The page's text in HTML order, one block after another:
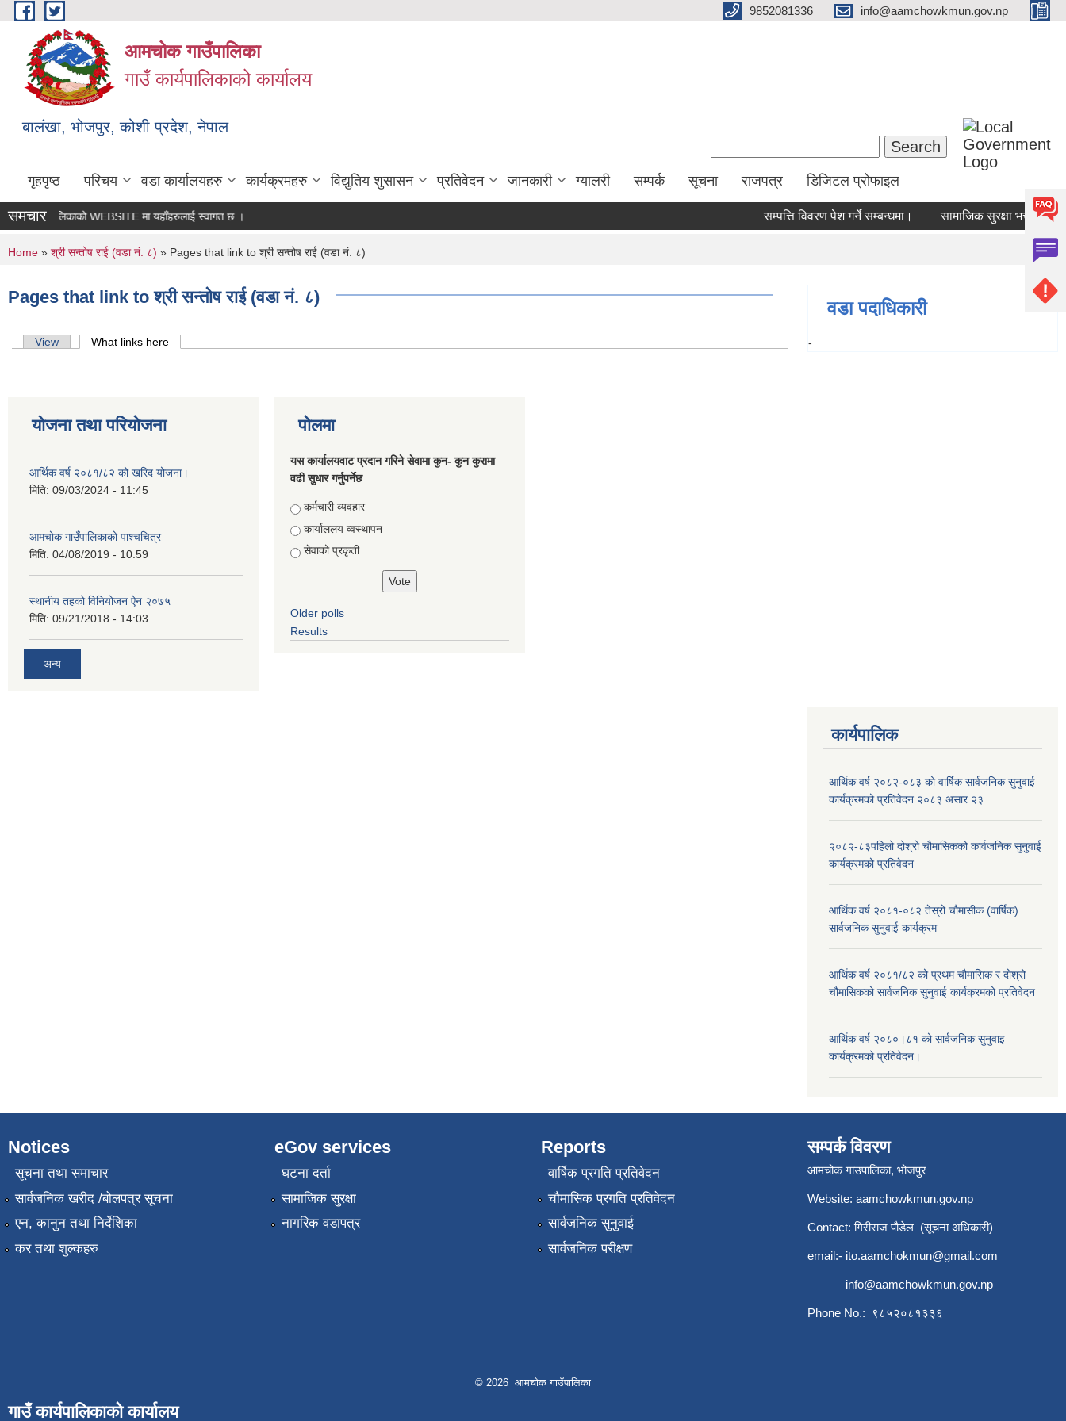
Skip to main content 9852081336 info@aamchowkmun.gov.np
आमचोक गाउँपालिका
गाउँ कार्यपालिकाको कार्यालय
बालंखा, भोजपुर, कोशी प्रदेश, नेपाल
गृहपृष्ठ परिचय वडा कार्यालयहरु कार्यक्रमहरु विद्युतिय शुसासन प्रतिवेदन जानकारी ग्यालरी सम्पर्क सूचना राजपत्र डिजिटल प्रोफाइल
गउँपालिकाको WEBSITE मा यहाँहरुलाई स्वागत छ ।
समचार सम्पत्ति विवरण पेश गर्ने सम्बन्धमा। सामाजिक सुरक्षा भत्ता
You are here
Home » श्री सन्तोष राई (वडा नं. ८) » Pages that link to श्री सन्तोष राई (वडा नं. ८)
Pages that link to श्री सन्तोष राई (वडा नं. ८)
Primary tabs
View What links here
वडा पदाधिकारी
-
योजना तथा परियोजना
आर्थिक वर्ष २०८१/८२ को खरिद योजना।
मिति: 09/03/2024 - 11:45
आमचोक गाउँपालिकाको पाश्चचित्र
मिति: 04/08/2019 - 10:59
स्थानीय तहको विनियोजन ऐन २०७५
मिति: 09/21/2018 - 14:03
अन्य
पोलमा
यस कार्यालयवाट प्रदान गरिने सेवामा कुन- कुन कुरामा
वढी सुधार गर्नुपर्नेछ
Choices
कर्मचारी व्यवहार
कार्याललय व्वस्थापन
सेवाको प्रकृती
Older polls
Results
कार्यपालिक
आर्थिक वर्ष २०८२-०८३ को वार्षिक सार्वजनिक सुनुवाई
कार्यक्रमको प्रतिवेदन २०८३ असार २३
२०८२-८३पहिलो दोश्रो चौमासिकको कार्वजनिक सुनुवाई
कार्यक्रमको प्रतिवेदन
आर्थिक वर्ष २०८१-०८२ तेस्रो चौमासीक (वार्षिक)
सार्वजनिक सुनुवाई कार्यक्रम
आर्थिक वर्ष २०८१/८२ को प्रथम चौमासिक र दोश्रो
चौमासिकको सार्वजनिक सुनुवाई कार्यक्रमको प्रतिवेदन
आर्थिक वर्ष २०८०।८१ को सार्वजनिक सुनुवाइ
कार्यक्रमको प्रतिवेदन।
Notices
सूचना तथा समाचार
सार्वजनिक खरीद /बोलपत्र सूचना
एन, कानुन तथा निर्देशिका
कर तथा शुल्कहरु
eGov services
घटना दर्ता
सामाजिक सुरक्षा
नागरिक वडापत्र
Reports
वार्षिक प्रगति प्रतिवेदन
चौमासिक प्रगति प्रतिवेदन
सार्वजनिक सुनुवाई
सार्वजनिक परीक्षण
सम्पर्क विवरण
आमचोक गाउपालिका, भोजपुर
Website: aamchowkmun.gov.np
Contact: गिरीराज पौडेल (सूचना अधिकारी)
email:- ito.aamchokmun@gmail.com
info@aamchowkmun.gov.np
Phone No.: ९८५२०८१३३६
© 2026 आमचोक गाउँपालिका
गाउँ कार्यपालिकाको कार्यालय